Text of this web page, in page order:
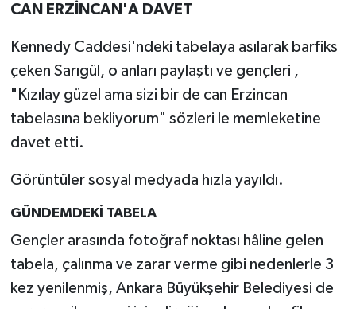
CAN ERZİNCAN'A DAVET
Kennedy Caddesi'ndeki tabelaya asılarak barfiks
çeken Sarıgül, o anları paylaştı ve gençleri ,
"Kızılay güzel ama sizi bir de can Erzincan
tabelasına bekliyorum" sözleri le memleketine
davet etti.
Görüntüler sosyal medyada hızla yayıldı.
GÜNDEMDEKİ TABELA
Gençler arasında fotoğraf noktası hâline gelen
tabela, çalınma ve zarar verme gibi nedenlerle 3
kez yenilenmiş, Ankara Büyükşehir Belediyesi de